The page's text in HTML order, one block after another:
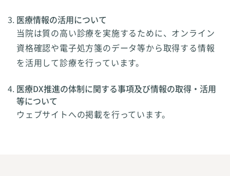
医療情報の活用について
当院は質の高い診療を実施するために、オンライン
資格確認や電子処方箋のデータ等から取得する情報
を活用して診療を行っています。
医療DX推進の体制に関する事項及び情報の取得・活用
等について
ウェブサイトへの掲載を行っています。